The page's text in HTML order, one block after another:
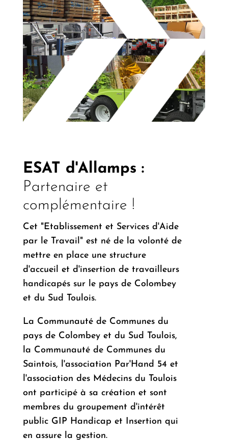
ESAT d'Allamps :
Partenaire et
complémentaire !
Cet "Etablissement et Services d'Aide
par le Travail" est né de la volonté de
mettre en place une structure
d'accueil et d'insertion de travailleurs
handicapés sur le pays de Colombey
et du Sud Toulois.
La Communauté de Communes du
pays de Colombey et du Sud Toulois,
la Communauté de Communes du
Saintois, l'association Par'Hand 54 et
l'association des Médecins du Toulois
ont participé à sa création et sont
membres du groupement d'intérêt
public GIP Handicap et Insertion qui
en assure la gestion.